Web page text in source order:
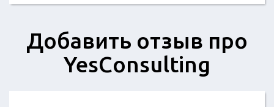
Добавить отзыв про
YesConsulting